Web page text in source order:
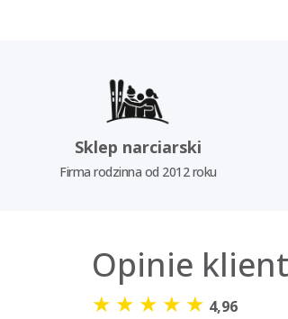
Sklep narciarski
Firma rodzinna od 2012 roku
Opinie
★ ★ ★ ★ ★ 4,96